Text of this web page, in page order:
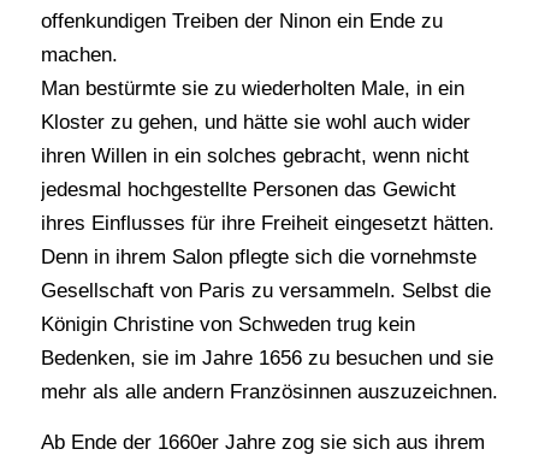
offenkundigen Treiben der Ninon ein Ende zu
machen.
Man bestürmte sie zu wiederholten Male, in ein
Kloster zu gehen, und hätte sie wohl auch wider
ihren Willen in ein solches gebracht, wenn nicht
jedesmal hochgestellte Personen das Gewicht
ihres Einflusses für ihre Freiheit eingesetzt hätten.
Denn in ihrem Salon pflegte sich die vornehmste
Gesellschaft von Paris zu versammeln. Selbst die
Königin Christine von Schweden trug kein
Bedenken, sie im Jahre 1656 zu besuchen und sie
mehr als alle andern Französinnen auszuzeichnen.
Ab Ende der 1660er Jahre zog sie sich aus ihrem